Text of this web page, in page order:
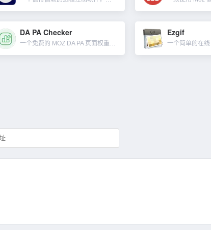
DA PA Checker
一个免费的 MOZ DA PA 页面权重检查工具。DA（Domain Authority）和 PA（Page Authority）是两个衡量网站和网页在搜索引擎中表现的指标。它们是 MOZ 开发的专有...
Ezgif